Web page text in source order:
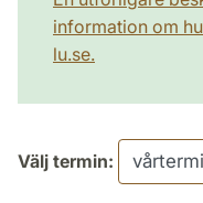
information om
lu.se.
Välj termin: